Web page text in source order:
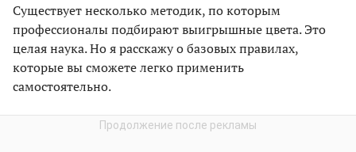
Существует несколько методик, по которым
профессионалы подбирают выигрышные цвета. Это
целая наука. Но я расскажу о базовых правилах,
которые вы сможете легко применить
самостоятельно.